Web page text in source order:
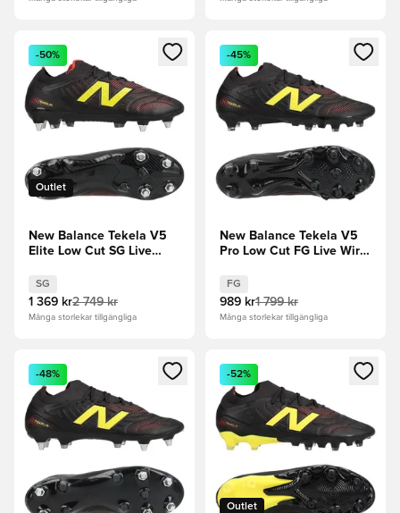
Öppnar en Modal för att logga in eller registrera dig som
Outlet
-50%
New Balance Tekela V5
Elite Low Cut SG Live
SG
1 369 kr2 749 kr
Många storlekar tillgängliga
Öppnar en Modal för att
-45%
New Balance Tekela V5
Pro Low Cut FG Live Wire
FG
989 kr1 799 kr
Många storlekar tillgängliga
Öppnar en Modal för att logga in eller registrera dig som
-48%
Öppnar en Modal för att
Outlet
-52%